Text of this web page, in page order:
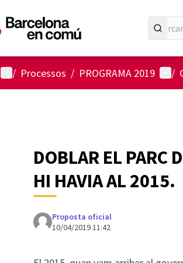
Menú principal
/ Processos / PROGRAMA 2019 /
DOBLAR EL PARC
HI HAVIA AL 2015.
Proposta oficial
10/04/2019 11:42